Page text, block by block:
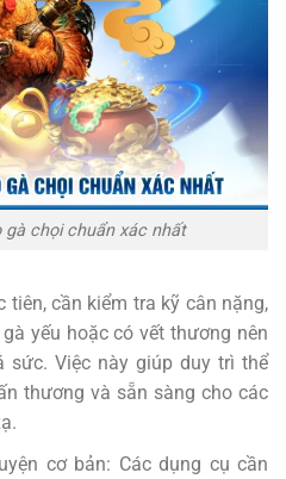
gà chọi chuẩn xác nhất
tiên, cần kiểm tra kỹ cân nặng,
yếu hoặc có vết thương nên
sức. Việc này giúp duy trì thể
thương và sẵn sàng cho các
cơ bản: Các dụng cụ cần